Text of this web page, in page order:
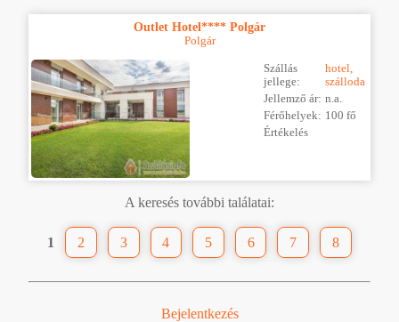
Outlet Hotel**** Polgár
Polgár
Szállás
jellege:
hotel,
szálloda
Jellemző ár: n.a.
Férőhelyek: 100 fő
Értékelés
A keresés további találatai:
1 2 3 4 5 6 7 8
Bejelentkezés